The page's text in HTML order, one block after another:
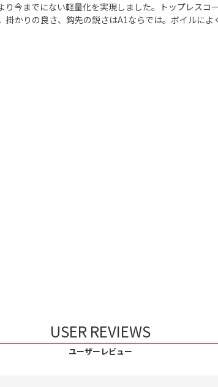
今までにない軽量化を実現しました。トップレス
かりの良さ、鈎先の鋭さはA1ならでは。ボイルに
USER REVIEWS
ユーザーレビュー